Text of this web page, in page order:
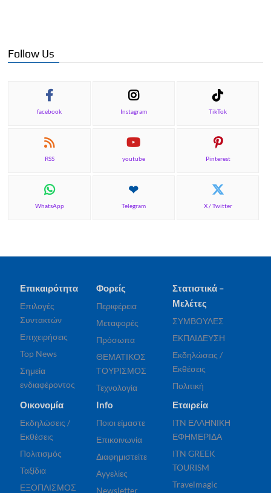
Follow Us
facebook Instagram TikTok
RSS youtube Pinterest
WhatsApp Telegram X / Twitter
Επικαιρότητα
Επιλογές
Συντακτών
Επιχειρήσεις
Top News
Σημεία
ενδιαφέροντος
Φορείς
Περιφέρεια
Μεταφορές
Πρόσωπα
ΘΕΜΑΤΙΚΟΣ
ΤΟΥΡΙΣΜΟΣ
Τεχνολογία
Στατιστικά –
Μελέτες
ΣΥΜΒΟΥΛΕΣ
ΕΚΠΑΙΔΕΥΣΗ
Εκδηλώσεις /
Εκθέσεις
Πολιτική
Οικονομία
Εκδηλώσεις /
Εκθέσεις
Πολιτισμός
Ταξίδια
ΕΞΟΠΛΙΣΜΟΣ
Info
Ποιοι είμαστε
Επικοινωνία
Διαφημιστείτε
Αγγελίες
Newsletter
Εταιρεία
ITN ΕΛΛΗΝΙΚΗ
ΕΦΗΜΕΡΙΔΑ
ITN GREEK
TOURISM
Travelmagic